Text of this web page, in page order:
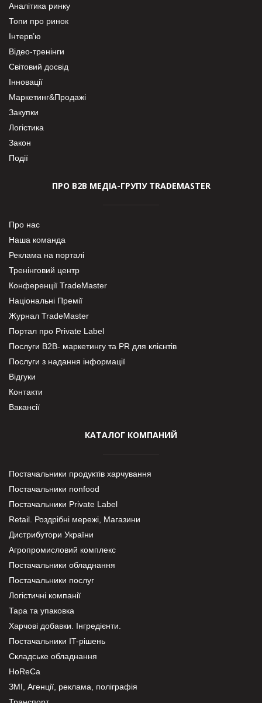
Аналітика ринку
Топи про ринок
Інтерв’ю
Відео-тренінги
Світовий досвід
Інновації
Маркетинг&Продажі
Закупки
Логістика
Закон
Події
ПРО В2В МЕДІА-ГРУПУ TRADEMASTER
Про нас
Наша команда
Реклама на порталі
Тренінговий центр
Конференції TradeMaster
Національні Премії
Журнал TradeMaster
Портал про Private Label
Послуги В2В- маркетингу та PR для клієнтів
Послуги з надання інформації
Відгуки
Контакти
Вакансії
КАТАЛОГ КОМПАНИЙ
Постачальники продуктів харчування
Постачальники nonfood
Постачальники Private Label
Retail. Роздрібні мережі, Магазини
Дистрибутори України
Агропромисловий комплекс
Постачальники обладнання
Постачальники послуг
Логістичні компанії
Тара та упаковка
Харчові добавки. Інгредієнти.
Постачальники IT-рішень
Складське обладнання
HoReCa
ЗМІ, Агенції, реклама, поліграфія